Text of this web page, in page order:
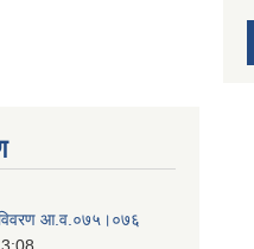
आ.व.०७५।०७६